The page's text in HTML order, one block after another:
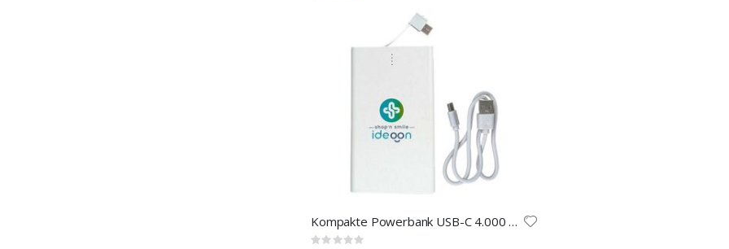
Kompakte Powerbank USB-C 4.000 mAh
Rating: